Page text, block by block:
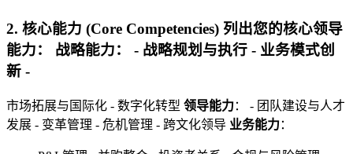
2. 核心能力 (Core Competencies) 列出您的核心领导
能力： 战略能力： - 战略规划与执行 - 业务模式创
新 -
市场拓展与国际化 - 数字化转型 领导能力： - 团队建设与人才
发展 - 变革管理 - 危机管理 - 跨文化领导 业务能力：